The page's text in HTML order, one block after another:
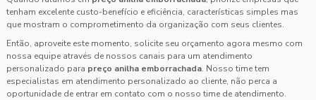
tenham excelente custo-benefício e eficiência, características simples mas
que mostram o comprometimento da organização com seus clientes.
Então, aproveite este momento, solicite seu orçamento agora mesmo com
nossa equipe através de nossos canais para um atendimento
personalizado para preço anilha emborrachada. Nosso time tem
especialistas em atendimento personalizado ao cliente, não perca a
oportunidade de entrar em contato com o nosso time de atendimento.